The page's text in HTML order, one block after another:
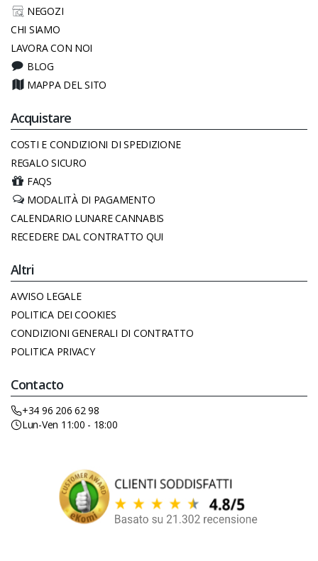
NEGOZI
CHI SIAMO
LAVORA CON NOI
BLOG
MAPPA DEL SITO
Acquistare
COSTI E CONDIZIONI DI SPEDIZIONE
REGALO SICURO
FAQS
MODALITÀ DI PAGAMENTO
CALENDARIO LUNARE CANNABIS
RECEDERE DAL CONTRATTO QUI
Altri
AVVISO LEGALE
POLITICA DEI COOKIES
CONDIZIONI GENERALI DI CONTRATTO
POLITICA PRIVACY
Contacto
+34 96 206 62 98
Lun-Ven 11:00 - 18:00